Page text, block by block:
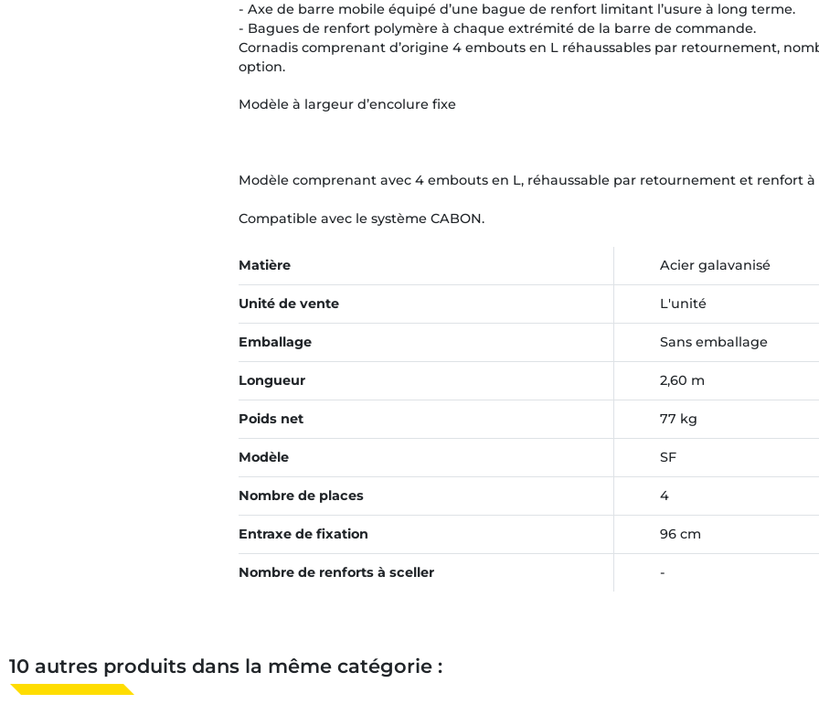
- Axe de barre mobile équipé d’une bague de renfort limitant l’usure à long terme.
- Bagues de renfort polymère à chaque extrémité de la barre de commande.
Cornadis comprenant d’origine 4 embouts en L réhaussables par retournement,
option.
Modèle à largeur d’encolure fixe
Modèle comprenant avec 4 embouts en L, réhaussable par retournement et renfort à
Compatible avec le système CABON.
Matière Acier galavanisé
Unité de vente L'unité
Emballage Sans emballage
Longueur 2,60 m
Poids net 77 kg
Modèle SF
Nombre de places 4
Entraxe de fixation 96 cm
Nombre de renforts à sceller -
10 autres produits dans la même catégorie :